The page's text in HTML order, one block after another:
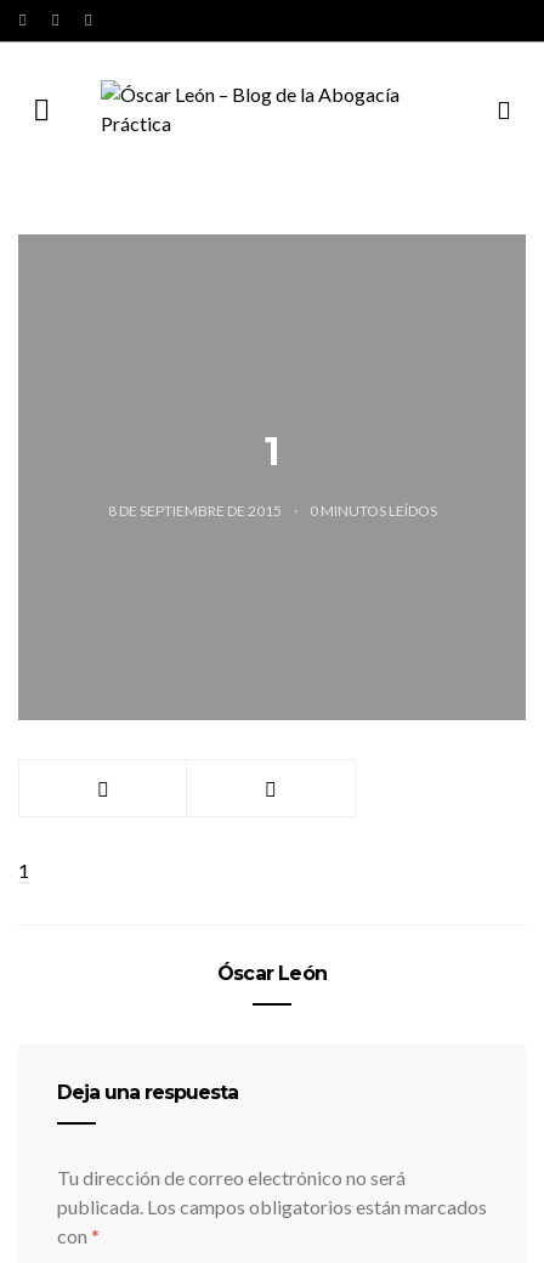
1
8 DE SEPTIEMBRE DE 2015 0 MINUTOS LEÍDOS
1
Óscar León
Deja una respuesta
Tu dirección de correo electrónico no será
publicada. Los campos obligatorios están marcados
con *